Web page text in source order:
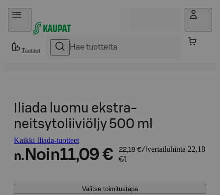
Hyppää sisältöön
Tuotteet
Iliada luomu ekstra-
neitsytoliiviöljy 500 ml
Kaikki Iliada-tuotteet
n. Noin11,09 € 22,18 €/l vertailuhinta 22,18
€/l
Valitse toimitustapa